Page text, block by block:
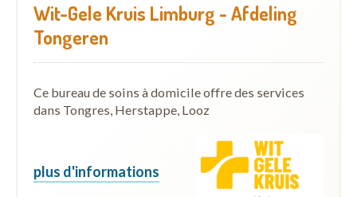
Wit-Gele Kruis Limburg - Afdeling
Tongeren
Ce bureau de soins à domicile offre des services
dans Tongres, Herstappe, Looz
plus d'informations